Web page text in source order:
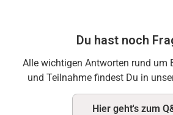
Du hast noch
Alle wichtigen Antworten rund um
und Teilnahme findest Du in
Hier geht's zum